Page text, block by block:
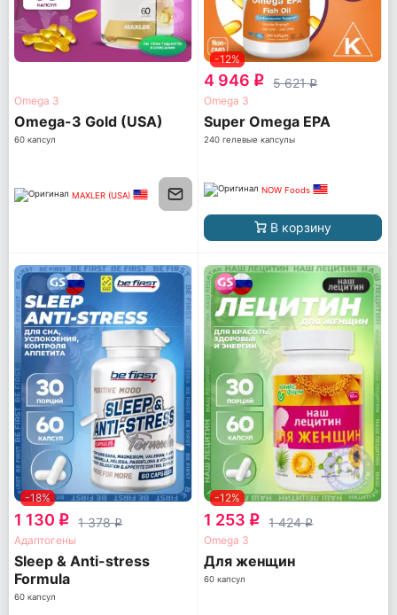
Omega 3
Omega-3 Gold (USA)
60 капсул
MAXLER (USA)
-12%
4 946 q 5 621q
Omega 3
Super Omega EPA
240 гелевые капсулы
NOW Foods
В корзину
-18%
1 130 q 1 378q
Адаптогены
Sleep & Anti-stress
Formula
60 капсул
-12%
1 253 q 1 424q
Omega 3
Для женщин
60 капсул